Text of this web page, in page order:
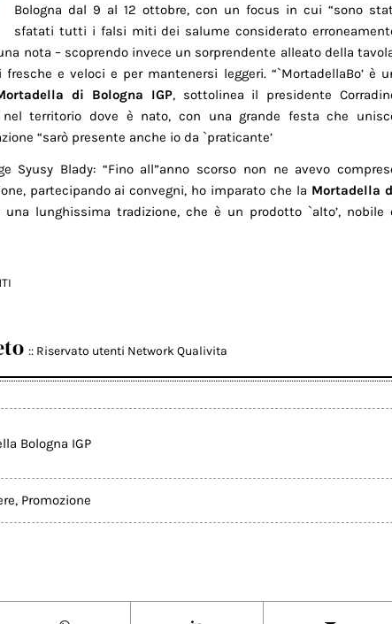
Bologna dal 9 al 12 ottobre, con un focus in cui “sono
sfatati tutti i falsi miti dei salume considerato
nota – scoprendo invece un sorprendente alleato della
e veloci e per mantenersi leggeri. “`MortadellaBo’ è
di Bologna IGP, sottolinea il presidente
territorio dove è nato, con una grande festa che
“sarò presente anche io da `praticante’
Syusy Blady: “Fino all”anno scorso non ne avevo
partecipando ai convegni, ho imparato che la Mortadella
una lunghissima tradizione, che è un prodotto `alto’, nobile
:: Riservato utenti Network Qualivita
Bologna IGP
, Promozione